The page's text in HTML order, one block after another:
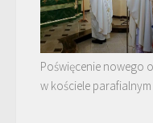
Poświęcenie nowego
w kościele